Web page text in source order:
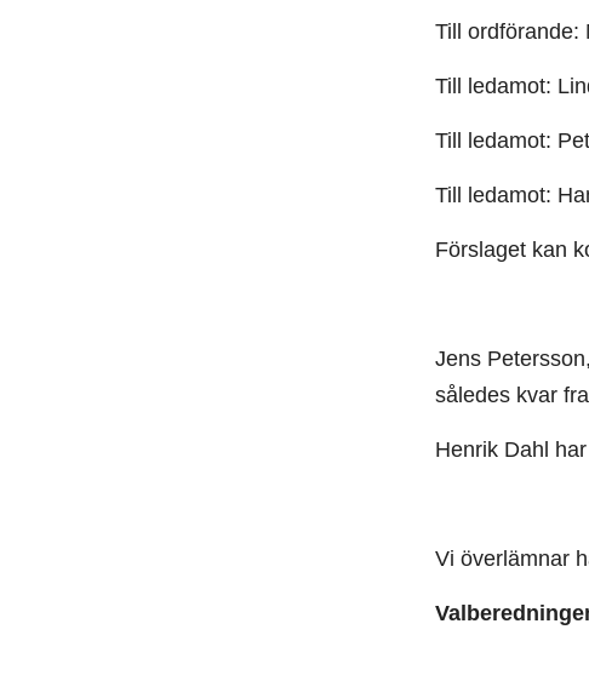
Till ordförande:
Till ledamot:
Till ledamot:
Till ledamot:
Förslaget kan
Jens
således kvar
Henrik Dahl
Vi överlämnar